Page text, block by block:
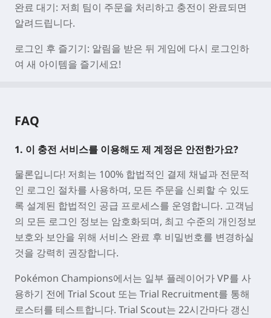
완료 대기: 저희 팀이 주문을 처리하고 충전이 완료되면
알려드립니다.
로그인 후 즐기기: 알림을 받은 뒤 게임에 다시 로그인하
여 새 아이템을 즐기세요!
FAQ
1. 이 충전 서비스를 이용해도 제 계정은 안전한가요?
물론입니다! 저희는 100% 합법적인 결제 채널과 전문적
인 로그인 절차를 사용하며, 모든 주문을 신뢰할 수 있도
록 설계된 합법적인 공급 프로세스를 운영합니다. 고객님
의 모든 로그인 정보는 암호화되며, 최고 수준의 개인정보
보호와 보안을 위해 서비스 완료 후 비밀번호를 변경하실
것을 강력히 권장합니다.
Pokémon Champions에서는 일부 플레이어가 VP를 사
용하기 전에 Trial Scout 또는 Trial Recruitment를 통해
로스터를 테스트합니다. Trial Scout는 22시간마다 갱신